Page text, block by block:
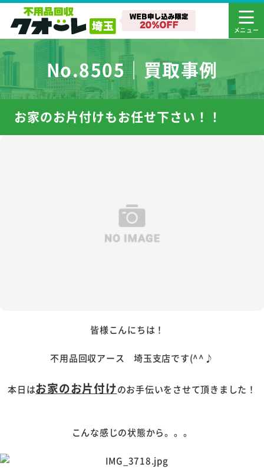
No.8505｜買取事例
お家のお片付けもお任せ下さい！！
皆様こんにちは！
不用品回収アース 埼玉支店です(^^♪
本日はお家のお片付けのお手伝いをさせて頂きました！
こんな感じの状態から。。。